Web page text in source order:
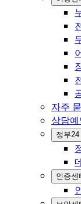
자주
상담
정부24
인증센